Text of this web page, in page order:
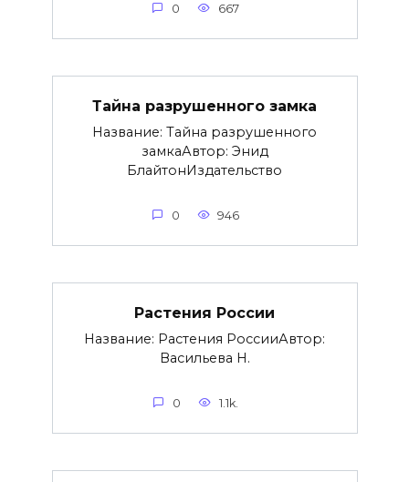
0 667
Тайна разрушенного замка
Название: Тайна разрушенного
замкаАвтор: Энид
БлайтонИздательство
0 946
Растения России
Название: Растения РоссииАвтор:
Васильева Н.
0 1.1k.